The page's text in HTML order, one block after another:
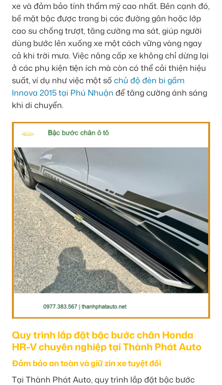
xe và đảm bảo tính thẩm mỹ cao nhất. Bên cạnh đó,
bề mặt bậc được trang bị các đường gân hoặc lớp
cao su chống trượt, tăng cường ma sát, giúp người
dùng bước lên xuống xe một cách vững vàng ngay
cả khi trời mưa. Việc nâng cấp xe không chỉ dừng lại
ở các phụ kiện tiện ích mà còn có thể cải thiện hiệu
suất, ví dụ như việc một số chủ độ đèn bi gầm
Innova 2015 tại Phú Nhuận để tăng cường ánh sáng
khi di chuyển.
Quy trình lắp đặt bậc bước chân Honda
HR-V chuyên nghiệp tại Thành Phát Auto
Đảm bảo an toàn và giữ zin xe tuyệt đối
Tại Thành Phát Auto, quy trình lắp đặt bậc bước